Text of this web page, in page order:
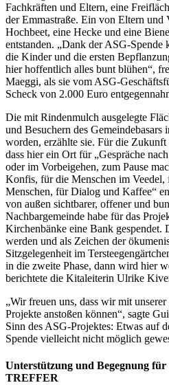
Fachkräften und Eltern, eine
der Emmastraße. Ein von Eltern und
Hochbeet, eine Hecke und eine
entstanden. „Dank der ASG-
die Kinder und die ersten
hier hoffentlich alles bunt blühen“,
Maeggi, als sie vom ASG-
Scheck von 2.000 Euro
Die mit Rindenmulch ausgelegte
und Besuchern des Gemeindebasars
worden, erzählte sie. Für die
dass hier ein Ort für „Gespräche
oder im Vorbeigehen, zum Pause
Konfis, für die Menschen im Veedel,
Menschen, für Dialog und Kaffee“
von außen sichtbarer, offener und
Nachbargemeinde habe für das
Kirchenbänke eine Bank gespendet.
werden und als Zeichen der
Sitzgelegenheit im
in die zweite Phase, dann wird hier
berichtete die Kitaleiterin Ulrike
„Wir freuen uns, dass wir mit
Projekte anstoßen können“, sagte
Sinn des ASG-Projektes: Etwas auf
Spende vielleicht nicht möglich
Unterstützung und Begegnung
TREFFER